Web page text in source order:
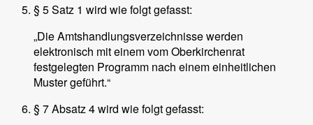
§ 5 Satz 1 wird wie folgt gefasst:
„Die Amtshandlungsverzeichnisse werden
elektronisch mit einem vom Oberkirchenrat
festgelegten Programm nach einem einheitlichen
Muster geführt.“
§ 7 Absatz 4 wird wie folgt gefasst: